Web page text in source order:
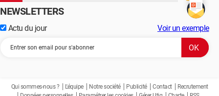
NEWSLETTERS
Actu du jour Voir un exemple
Qui sommes-nous ? L'équipe Notre société Publicité Contact
Recrutement